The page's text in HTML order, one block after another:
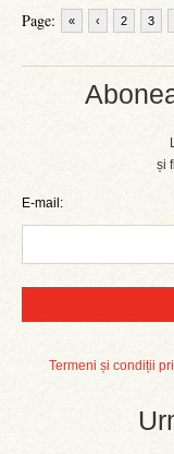
și
E-mail:
Termeni și condiții
Page: « ‹ 2 3